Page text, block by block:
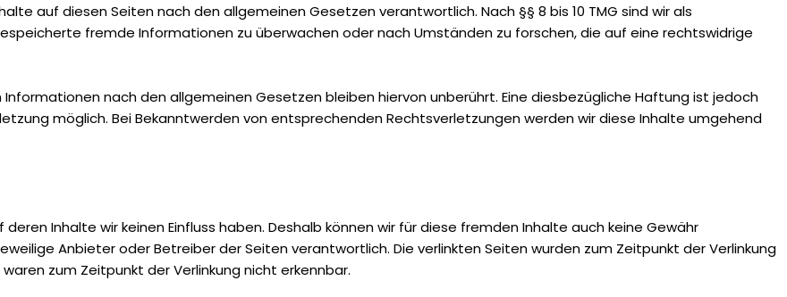
auf diesen Seiten nach den allgemeinen Gesetzen verantwortlich. Nach §§ 8 bis 10 TMG sind wir als
fremde Informationen zu überwachen oder nach Umständen zu forschen, die auf eine rechtswidrige
nach den allgemeinen Gesetzen bleiben hiervon unberührt. Eine diesbezügliche Haftung ist jedoch
möglich. Bei Bekanntwerden von entsprechenden Rechtsverletzungen werden wir diese Inhalte umgehend
Inhalte wir keinen Einfluss haben. Deshalb können wir für diese fremden Inhalte auch keine Gewähr
Anbieter oder Betreiber der Seiten verantwortlich. Die verlinkten Seiten wurden zum Zeitpunkt der Verlinkung
zum Zeitpunkt der Verlinkung nicht erkennbar.